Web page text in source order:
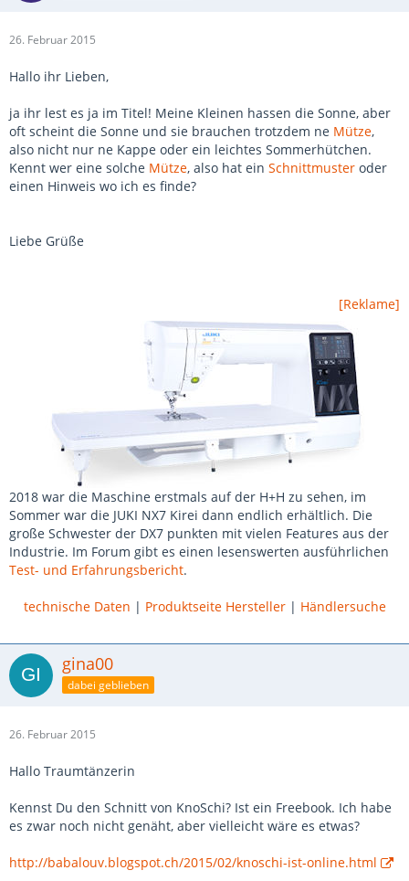
26. Februar 2015
Hallo ihr Lieben,
ja ihr lest es ja im Titel! Meine Kleinen hassen die Sonne, aber
oft scheint die Sonne und sie brauchen trotzdem ne Mütze,
also nicht nur ne Kappe oder ein leichtes Sommerhütchen.
Kennt wer eine solche Mütze, also hat ein Schnittmuster oder
einen Hinweis wo ich es finde?
Liebe Grüße
[Reklame]
2018 war die Maschine erstmals auf der H+H zu sehen, im
Sommer war die JUKI NX7 Kirei dann endlich erhältlich. Die
große Schwester der DX7 punkten mit vielen Features aus der
Industrie. Im Forum gibt es einen lesenswerten ausführlichen
Test- und Erfahrungsbericht.
technische Daten | Produktseite Hersteller| Händlersuche
gina00
dabei geblieben
26. Februar 2015
Hallo Traumtänzerin
Kennst Du den Schnitt von KnoSchi? Ist ein Freebook. Ich habe
es zwar noch nicht genäht, aber vielleicht wäre es etwas?
http://babalouv.blogspot.ch/2015/02/knoschi-ist-online.html